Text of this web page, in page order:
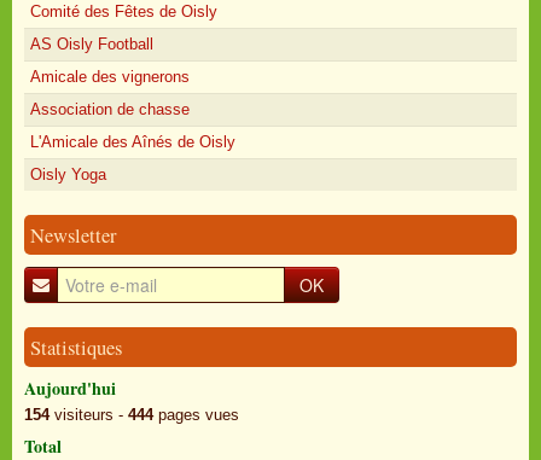
Comité des Fêtes de Oisly
AS Oisly Football
Amicale des vignerons
Association de chasse
L'Amicale des Aînés de Oisly
Oisly Yoga
Newsletter
OK
Statistiques
Aujourd'hui
154visiteurs - 444pages vues
Total